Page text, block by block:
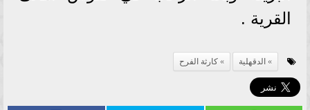
القرية .
الدقهلية كارثة الفرح